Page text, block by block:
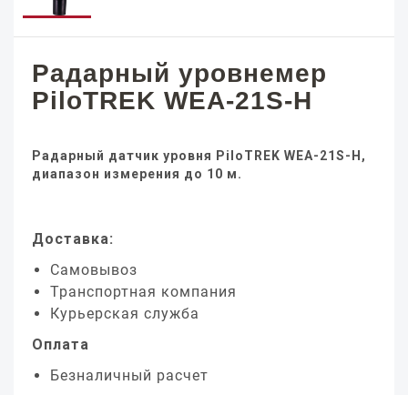
Радарный уровнемер
PiloTREK WEA-21S-H
Радарный датчик уровня PiloTREK WEA-21S-H,
диапазон измерения до 10 м.
Доставка:
Самовывоз
Транспортная компания
Курьерская служба
Оплата
Безналичный расчет